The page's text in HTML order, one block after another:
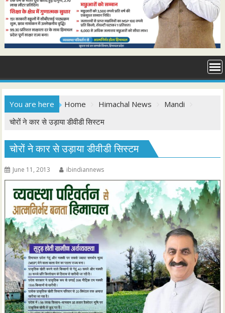
You are here Home Himachal News
Mandi
चोरों ने कार से उड़ाया डीवीडी सिस्टम
चोरों ने कार से उड़ाया डीवीडी सिस्टम
June 11, 2013 ibindiannews